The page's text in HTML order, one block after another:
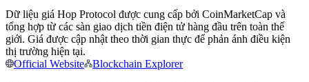
Sao chép Giao dịch
Tham gia cùng các nhà giao dịch hàng đầu
Dữ liệu giá Hop Protocol được cung cấp bởi CoinMarketCap và
tổng hợp từ các sàn giao dịch tiền điện tử hàng đầu trên toàn thế
giới. Giá được cập nhật theo thời gian thực để phản ánh điều kiện
thị trường hiện tại.
Official Website
Blockchain Explorer